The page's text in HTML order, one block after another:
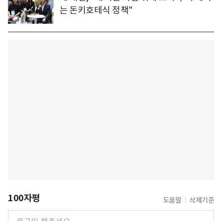
는 돈키호테식 정책"
100자평 도움말 삭제기준